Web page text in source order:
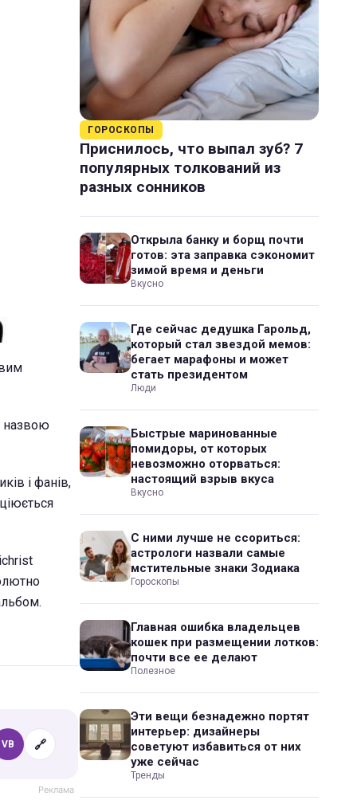
назвою
і фанів,
VB 🔗
ГОРОСКОПЫ
Приснилось, что выпал зуб? 7
популярных толкований из
разных сонников
Открыла банку и борщ почти
готов: эта заправка сэкономит
зимой время и деньги
Вкусно
Где сейчас дедушка Гарольд,
который стал звездой мемов:
бегает марафоны и может
стать президентом
Люди
Быстрые маринованные
помидоры, от которых
невозможно оторваться:
настоящий взрыв вкуса
Вкусно
С ними лучше не ссориться:
астрологи назвали самые
мстительные знаки Зодиака
Гороскопы
Главная ошибка владельцев
кошек при размещении лотков:
почти все ее делают
Полезное
Эти вещи безнадежно портят
интерьер: дизайнеры
советуют избавиться от них
уже сейчас
Тренды